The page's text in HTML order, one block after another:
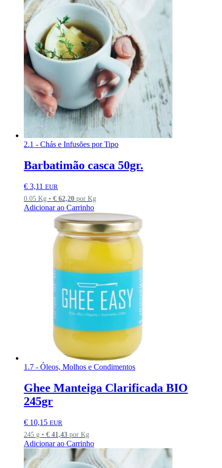
2.1 - Chás e Infusões por Tipo
Barbatimão casca 50gr.
€ 3,11 EUR
0.05 Kg • € 62,20 por Kg
Adicionar ao Carrinho
1.7 - Óleos, Molhos e Condimentos
Ghee Manteiga Clarificada BIO
245gr
€ 10,15 EUR
245 g • € 41,43 por Kg
Adicionar ao Carrinho